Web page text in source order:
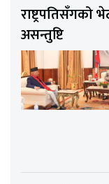
राष्ट्रपतिसँगको
असन्तुष्टि